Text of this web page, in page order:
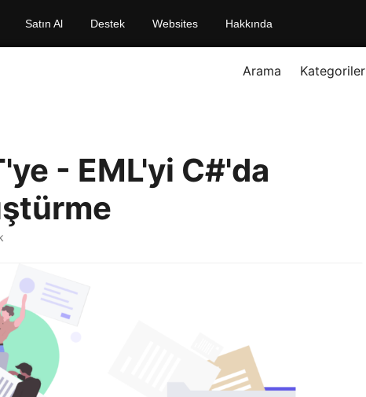
Satın Al Destek Websites Hakkında
Arama Kategoriler
- EML'yi C#'da